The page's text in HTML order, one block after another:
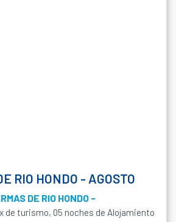
RIO HONDO - AGOSTO
DE RIO HONDO -
de turismo, 05 noches de Alojamiento